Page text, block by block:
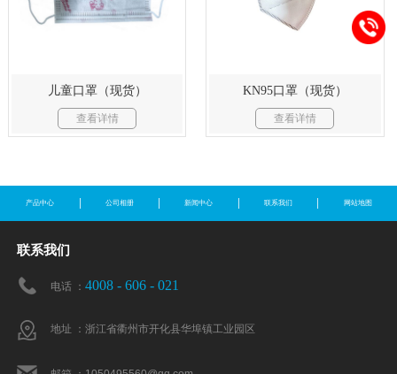
儿童口罩（现货）
查看详情
KN95口罩（现货）
查看详情
产品中心 公司相册 新闻中心 联系我们 网站地图
联系我们
电话 ： 4008 - 606 - 021
地址 ：浙江省衢州市开化县华埠镇工业园区